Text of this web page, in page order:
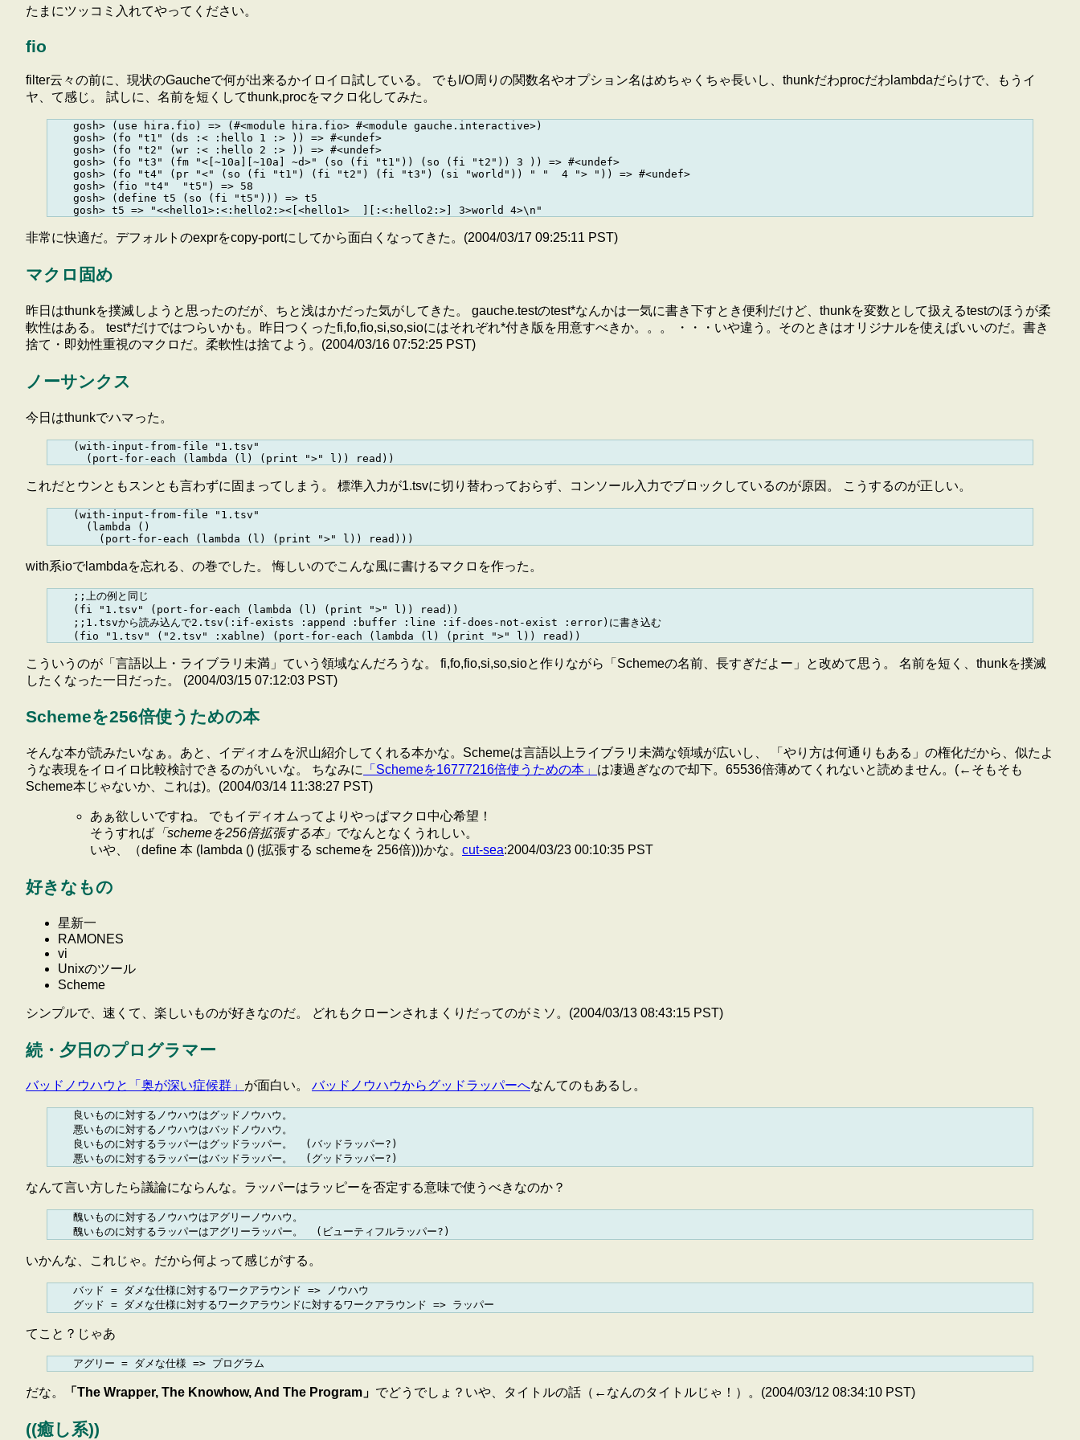
たまにツッコミ入れてやってください。
fio
filter云々の前に、現状のGaucheで何が出来るかイロイロ試している。 でもI/O周りの関数名やオプション名はめちゃくちゃ長いし、thunkだわprocだわlambdaだらけで、もうイ
ヤ、て感じ。 試しに、名前を短くしてthunk,procをマクロ化してみた。
    gosh> (use hira.fio) => (#<module hira.fio> #<module gauche.interactive>)
    gosh> (fo "t1" (ds :< :hello 1 :> )) => #<undef>
    gosh> (fo "t2" (wr :< :hello 2 :> )) => #<undef>
    gosh> (fo "t3" (fm "<[~10a][~10a] ~d>" (so (fi "t1")) (so (fi "t2")) 3 )) => #<undef>
    gosh> (fo "t4" (pr "<" (so (fi "t1") (fi "t2") (fi "t3") (si "world")) " "  4 "> ")) => #<undef>
    gosh> (fio "t4"  "t5") => 58
    gosh> (define t5 (so (fi "t5"))) => t5
非常に快適だ。デフォルトのexprをcopy-portにしてから面白くなってきた。(2004/03/17 09:25:11 PST)
マクロ固め
昨日はthunkを撲滅しようと思ったのだが、ちと浅はかだった気がしてきた。 gauche.testのtest*なんかは一気に書き下すとき便利だけど、thunkを変数として扱えるtestのほうが柔
軟性はある。 test*だけではつらいかも。昨日つくったfi,fo,fio,si,so,sioにはそれぞれ*付き版を用意すべきか。。。 ・・・いや違う。そのときはオリジナルを使えばいいのだ。書き
捨て・即効性重視のマクロだ。柔軟性は捨てよう。(2004/03/16 07:52:25 PST)
ノーサンクス
今日はthunkでハマった。
    (with-input-from-file "1.tsv"
これだとウンともスンとも言わずに固まってしまう。 標準入力が1.tsvに切り替わっておらず、コンソール入力でブロックしているのが原因。 こうするのが正しい。
    (with-input-from-file "1.tsv"
      (lambda ()
with系ioでlambdaを忘れる、の巻でした。 悔しいのでこんな風に書けるマクロを作った。
    ;;上の例と同じ
    (fi "1.tsv" (port-for-each (lambda (l) (print ">" l)) read))
    ;;1.tsvから読み込んで2.tsv(:if-exists :append :buffer :line :if-does-not-exist :error)に書き込む
こういうのが「言語以上・ライブラリ未満」ていう領域なんだろうな。 fi,fo,fio,si,so,sioと作りながら「Schemeの名前、長すぎだよー」と改めて思う。 名前を短く、thunkを撲滅
したくなった一日だった。 (2004/03/15 07:12:03 PST)
Schemeを256倍使うための本
そんな本が読みたいなぁ。あと、イディオムを沢山紹介してくれる本かな。Schemeは言語以上ライブラリ未満な領域が広いし、 「やり方は何通りもある」の権化だから、似たよ
うな表現をイロイロ比較検討できるのがいいな。 ちなみに
「Schemeを16777216倍使うための本」 は凄過ぎなので却下。65536倍薄めてくれないと読めません。(←そもそも
Scheme本じゃないか、これは)。(2004/03/14 11:38:27 PST)
あぁ欲しいですね。 でもイディオムってよりやっぱマクロ中心希望！
そうすれば 「schemeを256倍拡張する本」 でなんとなくうれしい。
いや、（define 本 (lambda () (拡張する schemeを 256倍)))かな。 cut-sea:2004/03/23 00:10:35 PST
好きなもの
星新一
RAMONES
vi
Unixのツール
Scheme
シンプルで、速くて、楽しいものが好きなのだ。 どれもクローンされまくりだってのがミソ。(2004/03/13 08:43:15 PST)
続・夕日のプログラマー
バッドノウハウと「奥が深い症候群」 が面白い。 バッドノウハウからグッドラッパーへなんてのもあるし。
    良いものに対するノウハウはグッドノウハウ。
    悪いものに対するノウハウはバッドノウハウ。
    良いものに対するラッパーはグッドラッパー。  (バッドラッパー?)
なんて言い方したら議論にならんな。ラッパーはラッピーを否定する意味で使うべきなのか？
    醜いものに対するノウハウはアグリーノウハウ。
いかんな、これじゃ。だから何よって感じがする。
    バッド = ダメな仕様に対するワークアラウンド => ノウハウ
てこと？じゃあ
だな。 「The Wrapper, The Knowhow, And The Program」 でどうでしょ？いや、タイトルの話（←なんのタイトルじゃ！）。(2004/03/12 08:34:10 PST)
((癒し系))